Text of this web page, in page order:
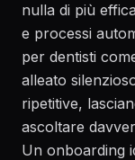
nulla di più
e processi
per dentisti
alleato
ripetitive,
ascoltare
Un onboarding